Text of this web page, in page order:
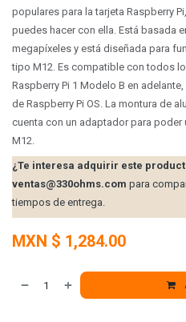
populares para la tarjeta Raspberry
puedes hacer con ella. Está basada
megapíxeles y está diseñada para
tipo M12. Es compatible con todos
Raspberry Pi 1 Modelo B en
de Raspberry Pi OS. La montura de
cuenta con un adaptador para
M12.
¿Te interesa adquirir este
ventas@330ohms.com para
tiempos de entrega.
MXN $ 1,284.00